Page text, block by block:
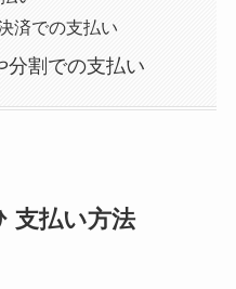
済での支払い
分割での支払い
支払い方法